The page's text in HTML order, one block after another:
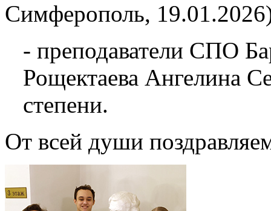
Симферополь,
- преподаватели СПО
Рощектаева Ангелина
степени.
От всей души